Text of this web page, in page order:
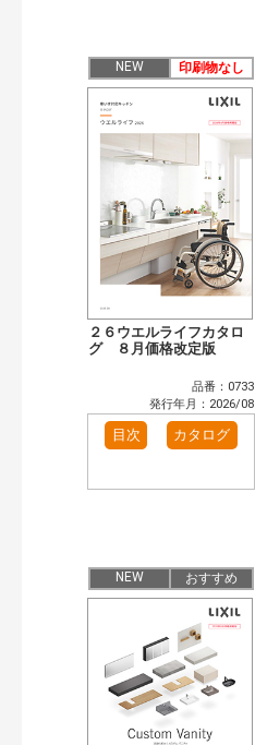
NEW 印刷物なし
２６ウエルライフカタロ
グ ８月価格改定版
品番：0733
発行年月：2026/08
目次 カタログ
NEW おすすめ